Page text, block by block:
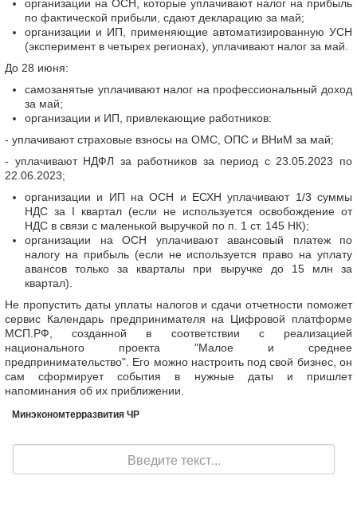
организации на ОСН, которые уплачивают налог на прибыль
по фактической прибыли, сдают декларацию за май;
организации и ИП, применяющие автоматизированную УСН
(эксперимент в четырех регионах), уплачивают налог за май.
До 28 июня:
самозанятые уплачивают налог на профессиональный доход
за май;
организации и ИП, привлекающие работников:
- уплачивают страховые взносы на ОМС, ОПС и ВНиМ за май;
- уплачивают НДФЛ за работников за период с 23.05.2023 по
22.06.2023;
организации и ИП на ОСН и ЕСХН уплачивают 1/3 суммы
НДС за I квартал (если не используется освобождение от
НДС в связи с маленькой выручкой по п. 1 ст. 145 НК);
организации на ОСН уплачивают авансовый платеж по
налогу на прибыль (если не используется право на уплату
авансов только за кварталы при выручке до 15 млн за
квартал).
Не пропустить даты уплаты налогов и сдачи отчетности поможет
сервис Календарь предпринимателя на Цифровой платформе
МСП.РФ, созданной в соответствии с реализацией
национального проекта "Малое и среднее
предпринимательство". Его можно настроить под свой бизнес, он
сам сформирует события в нужные даты и пришлет
напоминания об их приближении.
Минэкономтерразвития ЧР